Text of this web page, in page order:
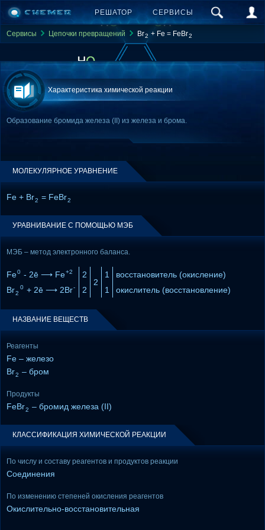
РЕШАТОР СЕРВИСЫ
Сервисы Цепочки превращений Br2 + Fe = FeBr2
Характеристика химической реакции
Образование бромида железа (II) из железа и брома.
МОЛЕКУЛЯРНОЕ УРАВНЕНИЕ
Fe + Br2 = FeBr2
УРАВНИВАНИЕ С ПОМОЩЬЮ МЭБ
МЭБ – метод электронного баланса.
Fe0 - 2ē ⟶ Fe+2
2
2
1
восстановитель (окисление)
Br2
0 + 2ē ⟶ 2Br- 2 1 окислитель (восстановление)
НАЗВАНИЕ ВЕЩЕСТВ
Реагенты
Fe – железо
Br2 – бром
Продукты
FeBr2 – бромид железа (II)
КЛАССИФИКАЦИЯ ХИМИЧЕСКОЙ РЕАКЦИИ
По числу и составу реагентов и продуктов реакции
Соединения
По изменению степеней окисления реагентов
Окислительно-восстановительная